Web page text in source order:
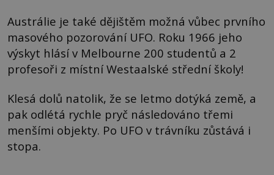
Austrálie je také dějištěm možná vůbec prvního
masového pozorování UFO. Roku 1966 jeho
výskyt hlásí v Melbourne 200 studentů a 2
profesoři z místní Westaalské střední školy!
Klesá dolů natolik, že se letmo dotýká země, a
pak odlétá rychle pryč následováno třemi
menšími objekty. Po UFO v trávníku zůstává i
stopa.